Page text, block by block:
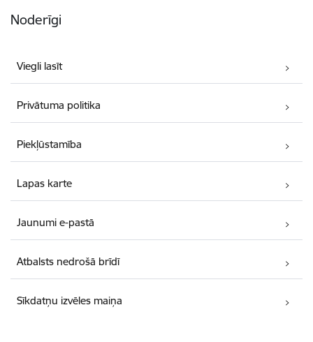
Noderīgi
Viegli lasīt
Privātuma politika
Piekļūstamība
Lapas karte
Jaunumi e-pastā
Atbalsts nedrošā brīdī
Sīkdatņu izvēles maiņa